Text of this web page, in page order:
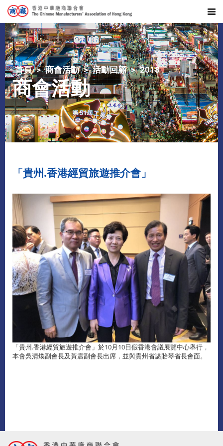
首頁 商會活動 活動回顧 2018
商會活動
「貴州.香港經貿旅遊推介會」
「貴州.香港經貿旅遊推介會」於10月10日假香港會議展覽中心舉行，
本會吳清煥副會長及黃震副會長出席，並與貴州省諶貽琴省長會面。